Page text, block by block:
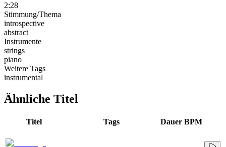
2:28
Stimmung/Thema
introspective
abstract
Instrumente
strings
piano
Weitere Tags
instrumental
Ähnliche Titel
Titel Tags Dauer BPM